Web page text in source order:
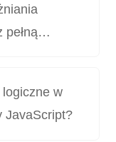
logiczne w
JavaScript?